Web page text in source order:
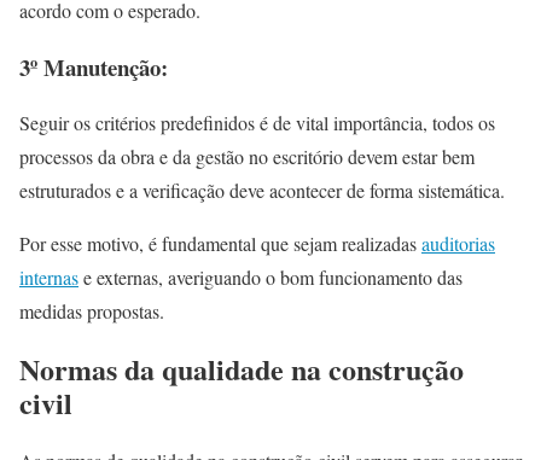
acordo com o esperado.
3º Manutenção:
Seguir os critérios predefinidos é de vital importância, todos os
processos da obra e da gestão no escritório devem estar bem
estruturados e a verificação deve acontecer de forma sistemática.
Por esse motivo, é fundamental que sejam realizadasauditorias
internase externas, averiguando o bom funcionamento das
medidas propostas.
Normas da qualidade na construção
civil